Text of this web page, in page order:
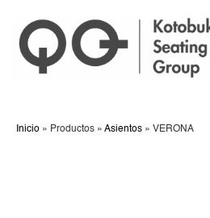
Inicio » Productos » Asientos » VERONA